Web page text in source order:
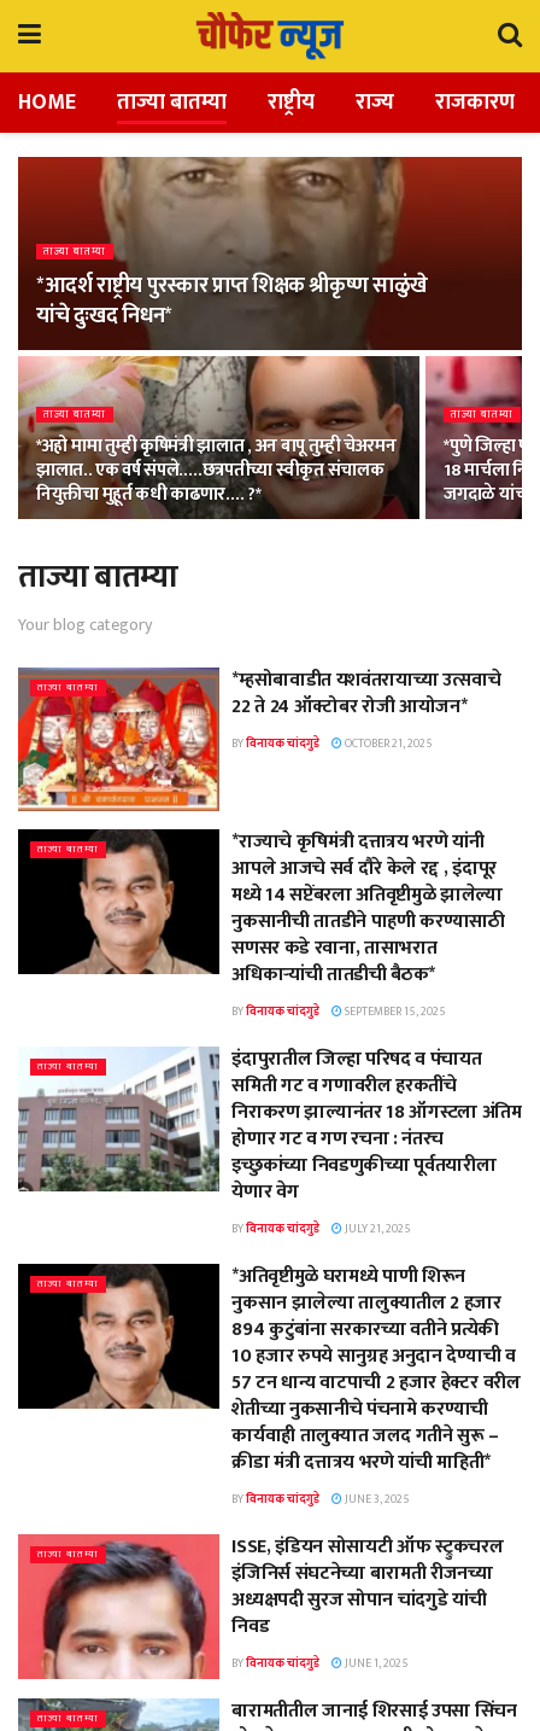
HOME ताज्या बातम्या राष्ट्रीय राज्य राजकारण
ताज्या बातम्या
*आदर्श राष्ट्रीय पुरस्कार प्राप्त शिक्षक श्रीकृष्ण साळुंखे
यांचे दुःखद निधन*
ताज्या बातम्या
*अहो मामा तुम्ही कृषिमंत्री झालात , अन बापू तुम्ही चेअरमन
झालात.. एक वर्ष संपले…..छत्रपतीच्या स्वीकृत संचालक
नियुक्तीचा मुहूर्त कधी काढणार…. ?*
ताज्या बातम्या
*पुणे जिल्हा
18 मार्चला
जगदाळे यांची
ताज्या बातम्या
Your blog category
ताज्या बातम्या
*म्हसोबावाडीत यशवंतरायाच्या उत्सवाचे
22 ते 24 ऑक्टोबर रोजी आयोजन*
BYविनायक चांदगुडे OCTOBER 21, 2025
ताज्या बातम्या
*राज्याचे कृषिमंत्री दत्तात्रय भरणे यांनी
आपले आजचे सर्व दौरे केले रद्द , इंदापूर
मध्ये 14 सप्टेंबरला अतिवृष्टीमुळे झालेल्या
नुकसानीची तातडीने पाहणी करण्यासाठी
सणसर कडे रवाना, तासाभरात
अधिकाऱ्यांची तातडीची बैठक*
BYविनायक चांदगुडे SEPTEMBER 15, 2025
ताज्या बातम्या
इंदापुरातील जिल्हा परिषद व पंचायत
समिती गट व गणावरील हरकतींचे
निराकरण झाल्यानंतर 18 ऑगस्टला अंतिम
होणार गट व गण रचना : नंतरच
इच्छुकांच्या निवडणुकीच्या पूर्वतयारीला
येणार वेग
BYविनायक चांदगुडे JULY 21, 2025
ताज्या बातम्या
*अतिवृष्टीमुळे घरामध्ये पाणी शिरून
नुकसान झालेल्या तालुक्यातील 2 हजार
894 कुटुंबांना सरकारच्या वतीने प्रत्येकी
10 हजार रुपये सानुग्रह अनुदान देण्याची व
57 टन धान्य वाटपाची 2 हजार हेक्टर वरील
शेतीच्या नुकसानीचे पंचनामे करण्याची
कार्यवाही तालुक्यात जलद गतीने सुरू –
क्रीडा मंत्री दत्तात्रय भरणे यांची माहिती*
BYविनायक चांदगुडे JUNE 3, 2025
ताज्या बातम्या
ISSE, इंडियन सोसायटी ऑफ स्ट्रुकचरल
इंजिनिर्स संघटनेच्या बारामती रीजनच्या
अध्यक्षपदी सुरज सोपान चांदगुडे यांची
निवड
BYविनायक चांदगुडे JUNE 1, 2025
ताज्या बातम्या
बारामतीतील जानाई शिरसाई उपसा सिंचन